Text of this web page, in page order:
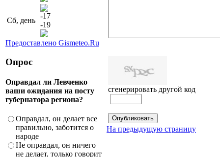
Сб, день
-17
-19
Предоставлено Gismeteo.Ru
Опрос
Оправдал ли Левченко
ваши ожидания на посту
губернатора региона?
Оправдал, он делает все
правильно, заботится о
народе
Не оправдал, он ничего
не делает, только говорит
сгенерировать другой код
На предыдущую страницу